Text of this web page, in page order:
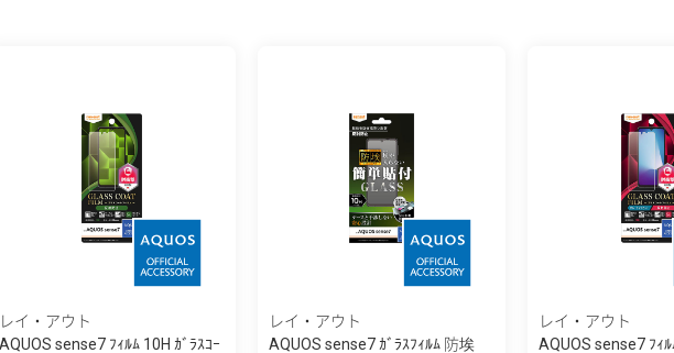
レイ・アウト
AQUOS sense7 ﾌｨﾙﾑ 10H ｶﾞﾗｽｺｰ
レイ・アウト
AQUOS sense7 ｶﾞﾗｽﾌｨﾙﾑ 防埃
レイ・アウト
AQUOS sense7 ﾌｨﾙ